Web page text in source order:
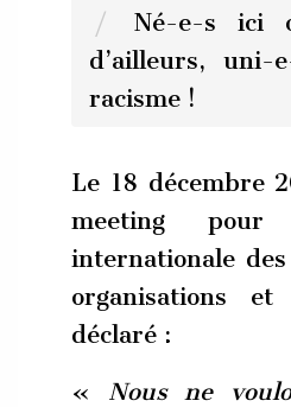
Né-e-s ici
d’ailleurs, uni-
racisme !
Le 18 décembre
meeting
internationale
organisations
déclaré :
« Nous ne